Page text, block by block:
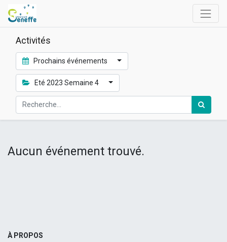
Activités
Prochains événements
Eté 2023 Semaine 4
Aucun événement trouvé.
À PROPOS